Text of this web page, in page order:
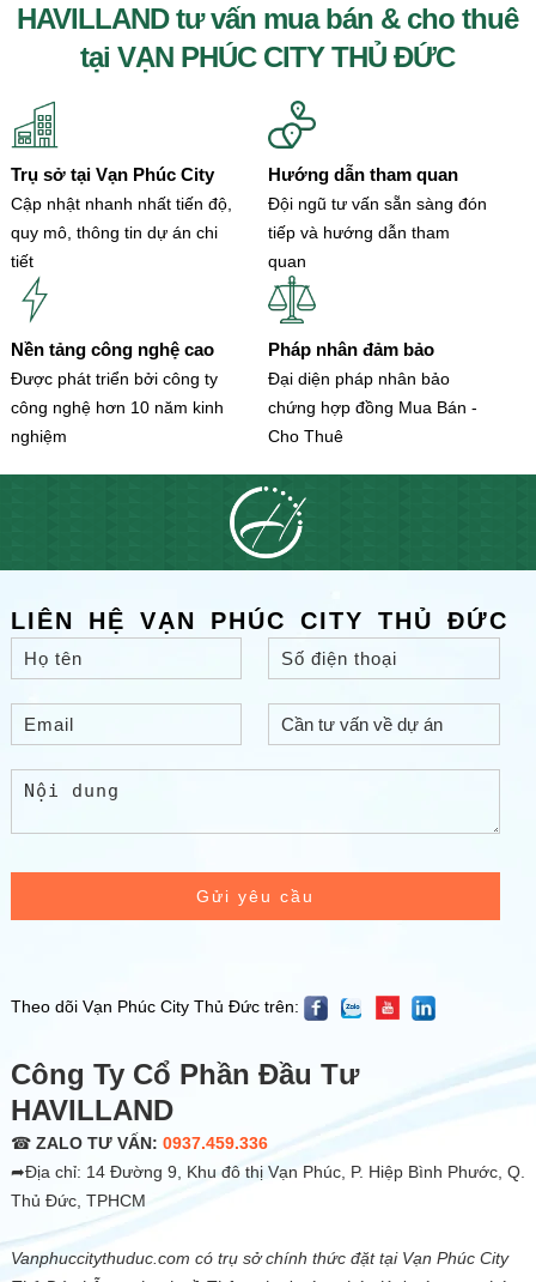
HAVILLAND tư vấn mua bán & cho thuê
tại VẠN PHÚC CITY THỦ ĐỨC
Trụ sở tại Vạn Phúc City
Cập nhật nhanh nhất tiến độ,
quy mô, thông tin dự án chi
tiết
Hướng dẫn tham quan
Đội ngũ tư vấn sẵn sàng đón
tiếp và hướng dẫn tham
quan
Nền tảng công nghệ cao
Được phát triển bởi công ty
công nghệ hơn 10 năm kinh
nghiệm
Pháp nhân đảm bảo
Đại diện pháp nhân bảo
chứng hợp đồng Mua Bán -
Cho Thuê
LIÊN HỆ VẠN PHÚC CITY THỦ ĐỨC
Gửi yêu cầu
Theo dõi Vạn Phúc City Thủ Đức trên:
Công Ty Cổ Phần Đầu Tư
HAVILLAND
☎ ZALO TƯ VẤN: 0937.459.336
➦Địa chỉ: 14 Đường 9, Khu đô thị Vạn Phúc, P. Hiệp Bình Phước, Q.
Thủ Đức, TPHCM
Vanphuccitythuduc.com có trụ sở chính thức đặt tại Vạn Phúc City